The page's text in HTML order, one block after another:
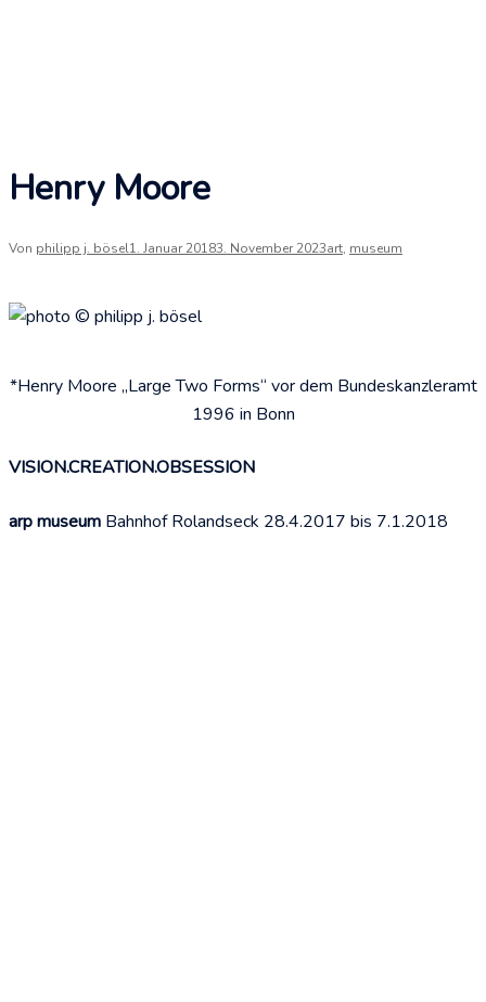
Henry Moore
Von philipp j. bösel1. Januar 20183. November 2023art, museum
*Henry Moore „Large Two Forms“ vor dem Bundeskanzleramt
1996 in Bonn
VISION.CREATION.OBSESSION
arp museum Bahnhof Rolandseck 28.4.2017 bis 7.1.2018